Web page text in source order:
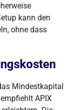
kann den
ohne dass
Mindestkapital
APIX